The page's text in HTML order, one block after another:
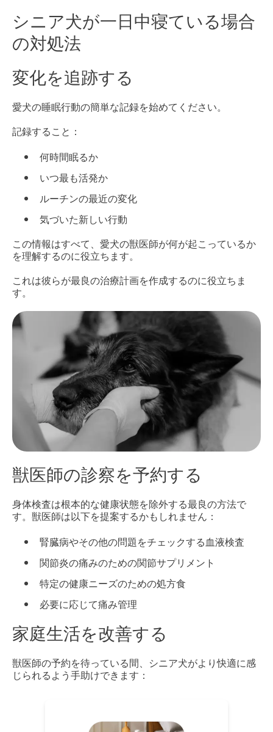
シニア犬が一日中寝ている場合
の対処法
変化を追跡する
愛犬の睡眠行動の簡単な記録を始めてください。
記録すること：
何時間眠るか
いつ最も活発か
ルーチンの最近の変化
気づいた新しい行動
この情報はすべて、愛犬の獣医師が何が起こっているか
を理解するのに役立ちます。
これは彼らが最良の治療計画を作成するのに役立ちま
す。
獣医師の診察を予約する
身体検査は根本的な健康状態を除外する最良の方法で
す。獣医師は以下を提案するかもしれません：
腎臓病やその他の問題をチェックする血液検査
関節炎の痛みのための関節サプリメント
特定の健康ニーズのための処方食
必要に応じて痛み管理
家庭生活を改善する
獣医師の予約を待っている間、シニア犬がより快適に感
じられるよう手助けできます：